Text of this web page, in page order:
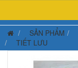
SẢN PHẨM
TIẾT LƯU